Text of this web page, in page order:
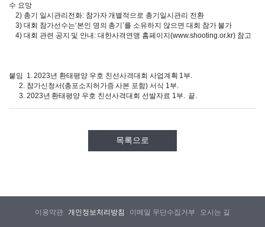
수 요망
2) 총기 일시관리전화: 참가자 개별적으로 총기일시관리 전환
3) 대회 참가선수는‘본인 명의 총기’를 소유하지 않으면 대회 참가 불가
4) 대회 관련 공지 및 안내: 대한사격연맹 홈페이지(www.shooting.or.kr)참고
붙임 1. 2023년 환태평양 우호 친선사격대회 사업계획 1부.
2. 참가신청서(총포소지허가증 사본 포함) 서식 1부.
3. 2023년 환태평양 우호 친선사격대회 선발자료 1부. 끝.
목록으로
이용약관 개인정보처리방침 이메일 무단수집거부 오시는 길